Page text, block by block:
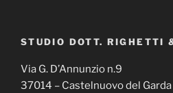
STUDIO DOTT. RIGHETTI
Via G. D’Annunzio n.9
37014 – Castelnuovo del Garda